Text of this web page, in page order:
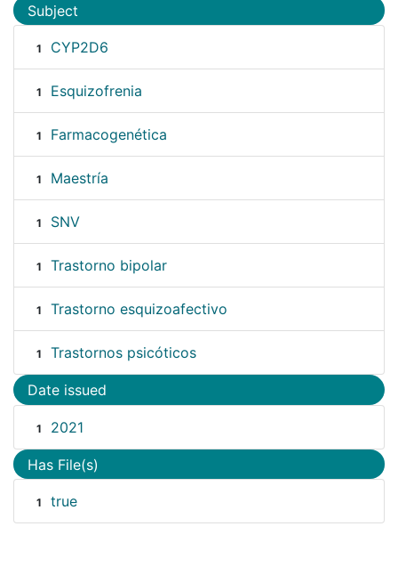
Subject
1 CYP2D6
1 Esquizofrenia
1 Farmacogenética
1 Maestría
1 SNV
1 Trastorno bipolar
1 Trastorno esquizoafectivo
1 Trastornos psicóticos
Date issued
1 2021
Has File(s)
1 true